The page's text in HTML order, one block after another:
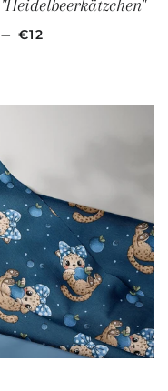
— NORMALER PREIS
€12